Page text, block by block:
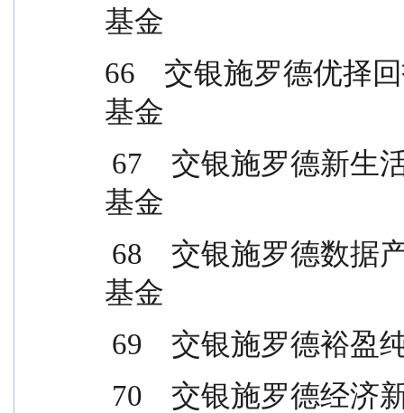
基金
66    交银施罗德优择
基金
基金
基金
69    交银施罗德裕盈
70    交银施罗德经济